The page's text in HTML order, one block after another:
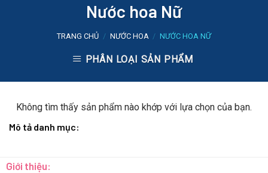
Nước hoa Nữ
TRANG CHỦ / NƯỚC HOA / NƯỚC HOA NỮ
PHÂN LOẠI SẢN PHẨM
Không tìm thấy sản phẩm nào khớp với lựa chọn của bạn.
Mô tả danh mục:
Giới thiệu: